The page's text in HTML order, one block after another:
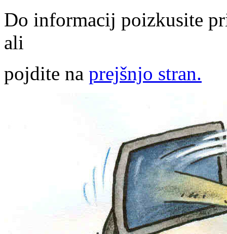
Do informacij poizkusite
ali
pojdite na prejšnjo stran.